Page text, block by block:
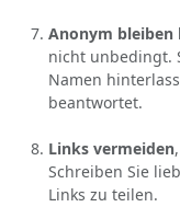
Anonym bleiben
nicht unbedingt.
Namen
beantwortet.
Links vermeiden
Schreiben Sie
Links zu teilen.